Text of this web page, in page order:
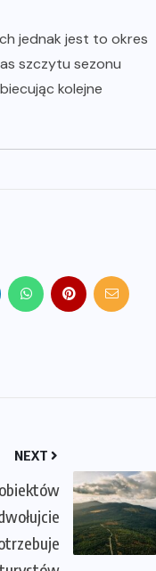
jednak jest to okres
szczytu sezonu
kolejne
NEXT